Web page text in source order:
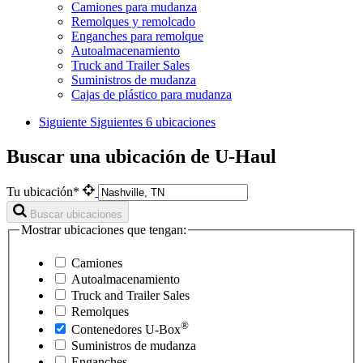
Camiones para mudanza
Remolques y remolcado
Enganches para remolque
Autoalmacenamiento
Truck and Trailer Sales
Suministros de mudanza
Cajas de plástico para mudanza
Siguiente Siguientes 6 ubicaciones
Buscar una ubicación de U-Haul
Tu ubicación*
Buscar ubicaciones
Mostrar ubicaciones que tengan:
Camiones
Autoalmacenamiento
Truck and Trailer Sales
Remolques
Contenedores U-Box®
Suministros de mudanza